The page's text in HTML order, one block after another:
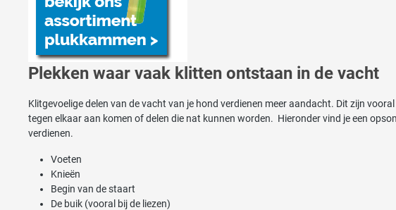
Plekken waar vaak klitten ontstaan in de vacht
Klitgevoelige delen van de vacht van je hond verdienen meer aandacht. Dit zijn
tegen elkaar aan komen of delen die nat kunnen worden. Hieronder vind je een
verdienen.
Voeten
Knieën
Begin van de staart
De buik (vooral bij de liezen)